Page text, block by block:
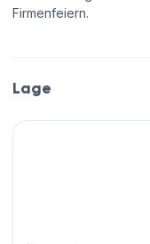
Firmenfeiern.
Lage